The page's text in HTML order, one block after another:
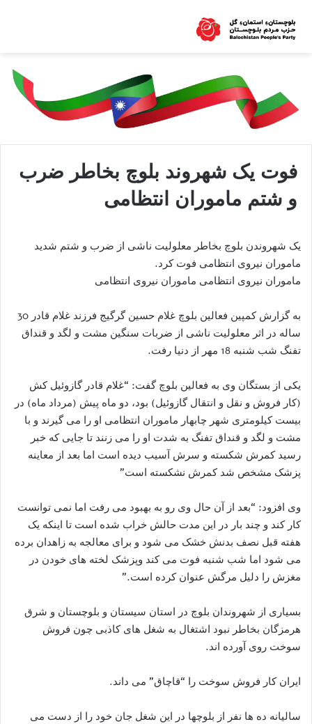
فوت یک شهروند بلوچ بخاطر ضرب
و شتم ماموران انتظامی
یک شهروندن بلوچ بخاطر معلولیت ناشی از ضرب و شتم شدید
ماموران نیروی انتظامی فوت کرد.
ماموران نیروی انتظامی ماموران نیروی انتظامی
به گزارش کمپین فعالین بلوچ غلام حسین گرگیج فرزند غلام قادر 30
ساله در اثر معلولیت ناشی از ضربات سنگین مشت و لگد و قنداق
تفنگ شب شنبه 18 مهر از دنیا رفت.
یکی از بستگان وی به فعالین بلوچ گفت: “غلام قادر گازوئیل کش
(کار فروش و نقل و انتقال گازوئیل) بود، دو ماه پیش (مرداد ماه) در
بیست کیلومتری شهر چابهار ماموران انتظامی او را می گیرند و با
مشت و لگد و قنداق تفنگ به شدت او را می زنند تا جایی که خبر
رسید کمرش شکسته و سرش آسیب دیده است اما بعد از معاینه
پزشک مشخص شد کمرش نشکسته است”
وی افزود: “بعد از آن حال وی رو به بهبود می رفت اما نمی توانست
کار کند و چند بار در این مدت حالش خراب شده است تا اینکه یک
هفته قبل نصف بدنش خشک می شود و برای معالجه به زاهدان برده
می شود اما شب شنبه فوت می کند وپزشک لخته های خودن در
مغزش را دلیل مرگش عنوان کرده است.”
بسیاری از شهروندان بلوچ در استان سیستان و بلوچستان و شرق
هرمزگان بخاطر نبود اشتغال به شغل های کاذبی چون فروش
سوخت روی آورده اند.
ایران کار فروش سوخت را “قاچاق” می داند.
سالیانه ده ها نفر از بلوچها در این شغل جان خود را از دست می